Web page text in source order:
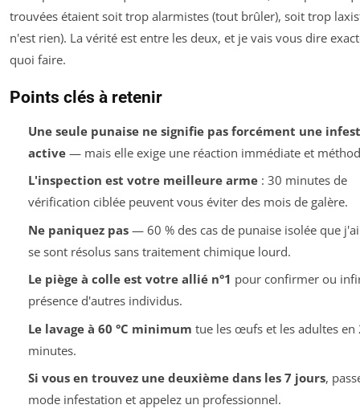
trouvées étaient soit trop alarmistes (tout brûler), soit trop
n'est rien). La vérité est entre les deux, et je vais vous dire
quoi faire.
Points clés à retenir
Une seule punaise ne signifie pas forcément une
active— mais elle exige une réaction immédiate et
L'inspection est votre meilleure arme: 30 minutes de
vérification ciblée peuvent vous éviter des mois de galère.
Ne paniquez pas— 60 % des cas de punaise isolée que
se sont résolus sans traitement chimique lourd.
Le piège à colle est votre allié n°1 pour confirmer ou
présence d'autres individus.
Le lavage à 60 °C minimum tue les œufs et les adultes en
minutes.
Si vous en trouvez une deuxième dans les 7 jours,
mode infestation et appelez un professionnel.